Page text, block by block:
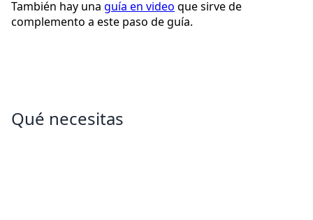
También hay una guía en video que sirve de
complemento a este paso de guía.
Qué necesitas